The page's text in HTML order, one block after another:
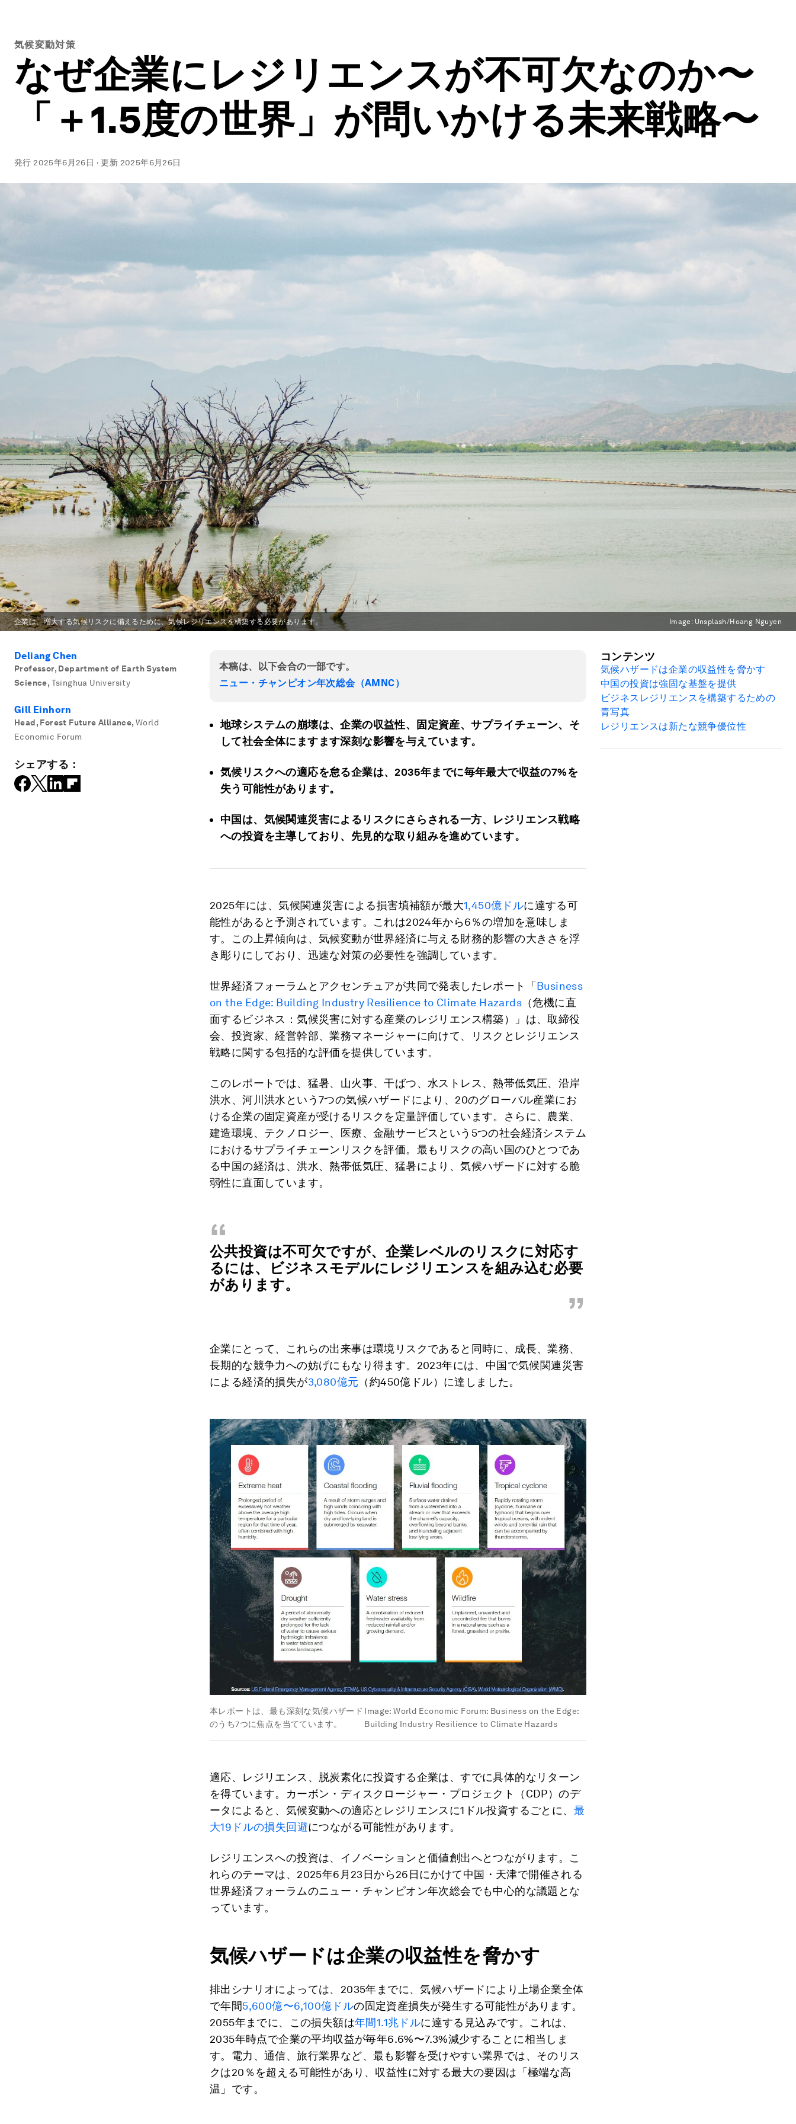
気候変動対策
なぜ企業にレジリエンスが不可欠なのか〜
「＋1.5度の世界」が問いかける未来戦略〜
発行2025年6月26日 ·更新 2025年6月26日
企業は、増大する気候リスクに備えるために、気候レジリエンスを構築する必要があります。 Image: Unsplash/Hoang Nguyen
Deliang Chen
Professor, Department of Earth System
Science, Tsinghua University
Gill Einhorn
Head, Forest Future Alliance, World
Economic Forum
シェアする：
本稿は、以下会合の一部です。
ニュー・チャンピオン年次総会（AMNC）
地球システムの崩壊は、企業の収益性、固定資産、サプライチェーン、そ
して社会全体にますます深刻な影響を与えています。
気候リスクへの適応を怠る企業は、2035年までに毎年最大で収益の7%を
失う可能性があります。
中国は、気候関連災害によるリスクにさらされる一方、レジリエンス戦略
への投資を主導しており、先見的な取り組みを進めています。
2025年には、気候関連災害による損害填補額が最大1,450億ドルに達する可
能性があると予測されています。これは2024年から6％の増加を意味しま
す。この上昇傾向は、気候変動が世界経済に与える財務的影響の大きさを浮
き彫りにしており、迅速な対策の必要性を強調しています。
世界経済フォーラムとアクセンチュアが共同で発表したレポート「 Business
on the Edge: Building Industry Resilience to Climate Hazards （危機に直
面するビジネス：気候災害に対する産業のレジリエンス構築）」は、取締役
会、投資家、経営幹部、業務マネージャーに向けて、リスクとレジリエンス
戦略に関する包括的な評価を提供しています。
このレポートでは、猛暑、山火事、干ばつ、水ストレス、熱帯低気圧、沿岸
洪水、河川洪水という7つの気候ハザードにより、20のグローバル産業にお
ける企業の固定資産が受けるリスクを定量評価しています。さらに、農業、
建造環境、テクノロジー、医療、金融サービスという5つの社会経済システム
におけるサプライチェーンリスクを評価。最もリスクの高い国のひとつであ
る中国の経済は、洪水、熱帯低気圧、猛暑により、気候ハザードに対する脆
弱性に直面しています。
“
公共投資は不可欠ですが、企業レベルのリスクに対応す
るには、ビジネスモデルにレジリエンスを組み込む必要
があります。
”
企業にとって、これらの出来事は環境リスクであると同時に、成長、業務、
長期的な競争力への妨げにもなり得ます。2023年には、中国で気候関連災害
による経済的損失が3,080億元 （約450億ドル）に達しました。
本レポートは、最も深刻な気候ハザード
のうち7つに焦点を当てています。
Image:World Economic Forum: Business on the Edge:
Building Industry Resilience to Climate Hazards
適応、レジリエンス、脱炭素化に投資する企業は、すでに具体的なリターン
を得ています。カーボン・ディスクロージャー・プロジェクト（CDP）のデ
ータによると、気候変動への適応とレジリエンスに1ドル投資するごとに、 最
大19ドルの損失回避につながる可能性があります。
レジリエンスへの投資は、イノベーションと価値創出へとつながります。こ
れらのテーマは、2025年6月23日から26日にかけて中国・天津で開催される
世界経済フォーラムのニュー・チャンピオン年次総会でも中心的な議題とな
っています。
気候ハザードは企業の収益性を脅かす
排出シナリオによっては、2035年までに、気候ハザードにより上場企業全体
で年間5,600億〜6,100億ドルの固定資産損失が発生する可能性があります。
2055年までに、この損失額は年間1.1兆ドルに達する見込みです。これは、
2035年時点で企業の平均収益が毎年6.6%〜7.3%減少することに相当しま
す。電力、通信、旅行業界など、最も影響を受けやすい業界では、そのリス
クは20％を超える可能性があり、収益性に対する最大の要因は「極端な高
温」です。
コンテンツ
気候ハザードは企業の収益性を脅かす
中国の投資は強固な基盤を提供
ビジネスレジリエンスを構築するための
青写真
レジリエンスは新たな競争優位性